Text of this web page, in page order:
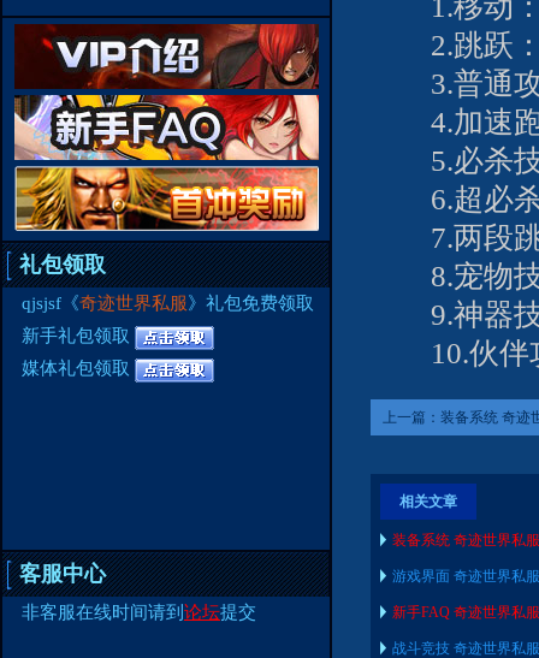
礼包领取
qjsjsf《奇迹世界私服》礼包免费领取
新手礼包领取
媒体礼包领取
客服中心
非客服在线时间请到 论坛提交
1.移动：
2.跳跃
3.普通攻
4.加速跑
5.必杀技
6.超必杀
7.两段跳
8.宠物技
9.神器技
10.伙伴
上一篇： 装备系统 奇迹
相关文章
装备系统 奇迹世界私
游戏界面 奇迹世界私
新手FAQ 奇迹世界私
战斗竞技 奇迹世界私